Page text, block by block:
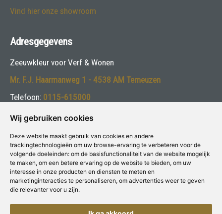
Wij gebruiken cookies
Deze website maakt gebruik van cookies en andere
trackingtechnologieën om uw browse-ervaring te verbeteren voor de
volgende doeleinden: om de basisfunctionaliteit van de website mogelijk
te maken, om een betere ervaring op de website te bieden, om uw
interesse in onze producten en diensten te meten en
marketinginteracties te personaliseren, om advertenties weer te geven
die relevanter voor u zijn.
Vind hier onze showroom
Adresgegevens
Zeeuwkleur voor Verf & Wonen
Mr. F.J. Haarmanweg 1 - 4538 AM Terneuzen
Telefoon: 0115-615000
E-mail:info@zeeuwkleur.nl
Volg ons: